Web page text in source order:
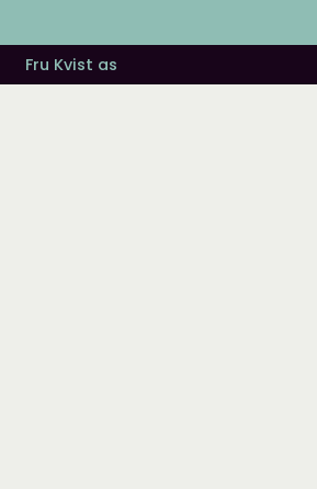
Fru Kvist as